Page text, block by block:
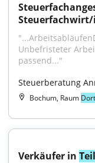
Unbefristeter
passend..."
Steuerberatung
Bochum, Raum
Verkäufer in